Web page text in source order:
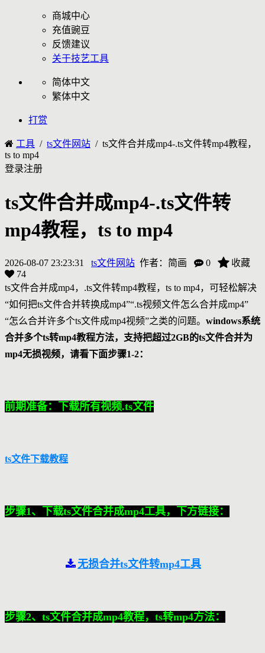
商城中心
充值豌豆
反馈建议
关于技艺工具
简体中文
繁体中文
打赏
工具 / ts文件网站 / ts文件合并成mp4-.ts文件转mp4教程，
ts to mp4
登录注册
ts文件合并成mp4-.ts文件转
mp4教程，ts to mp4
2026-08-07 23:23:31 ts文件网站 作者： 简画 0
收藏
74
ts文件合并成mp4，.ts文件转mp4教程，ts to mp4，可轻松解决
“如何把ts文件合并转换成mp4”“.ts视频文件怎么合并成mp4”
“怎么合并许多个ts文件成mp4视频”之类的问题。 windows系统
合并多个ts转mp4教程方法，支持把超过2GB的ts文件合并为
mp4无损视频，请看下面步骤1-2：
前期准备：下载所有视频.ts文件
ts文件下载教程
步骤1、下载ts文件合并成mp4工具，下方链接：
无损合并ts文件转mp4工具
步骤2、ts文件合并成mp4教程，ts转mp4方法：